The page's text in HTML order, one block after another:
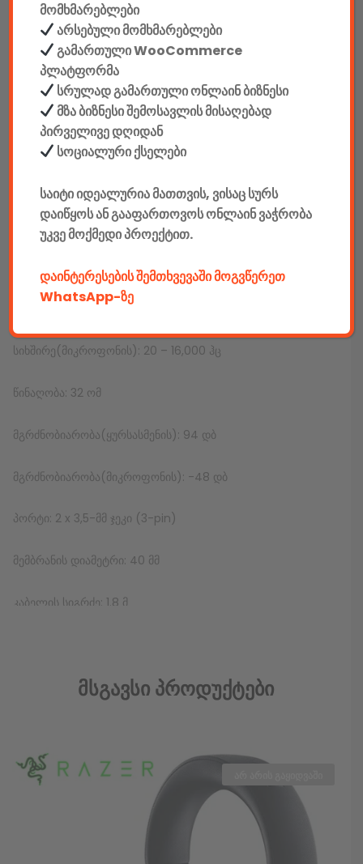
SKU: 5865
კატეგორიები:კომპიუტერები & აქსესუარები
აქსესუარები
ყურსასმენები მიკროფონით
SHARE:
აღწერა დამატებითი ინფორმაცია
ᲐᲦᲬᲔᲠᲐ
მწარმოებელი: Defender
სიხშირე(ყურსასმენის): 20 – 20,000 ჰც
სიხშირე(მიკროფონის): 20 – 16,000 ჰც
წინაღობა: 32 ომ
მგრძნობიარობა(ყურსასმენის): 94 დბ
მგრძნობიარობა(მიკროფონის): -48 დბ
პორტი: 2 x 3,5-მმ ჯეკი (3-pin)
მემბრანის დიამეტრი: 40 მმ
კაბელის სიგრძე: 1.8 მ
Facebook კომენტარები
Მსგავსი Პროდუქტები
მომხმარებლები
არსებული მომხმარებლები
გამართული WooCommerce
პლატფორმა
სრულად გამართული ონლაინ ბიზნესი
მზა ბიზნესი შემოსავლის მისაღებად
პირველივე დღიდან
სოციალური ქსელები
საიტი იდეალურია მათთვის, ვისაც სურს
დაიწყოს ან გააფართოვოს ონლაინ ვაჭრობა
უკვე მოქმედი პროექტით.
დაინტერესების შემთხვევაში მოგვწერეთ
WhatsApp-ზე